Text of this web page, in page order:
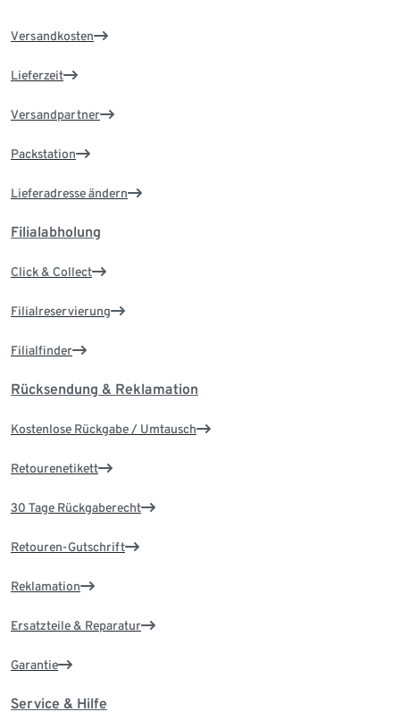
Versandkosten
Lieferzeit
Versandpartner
Packstation
Lieferadresse ändern
Filialabholung
Click & Collect
Filialreservierung
Filialfinder
Rücksendung & Reklamation
Kostenlose Rückgabe / Umtausch
Retourenetikett
30 Tage Rückgaberecht
Retouren-Gutschrift
Reklamation
Ersatzteile & Reparatur
Garantie
Service & Hilfe